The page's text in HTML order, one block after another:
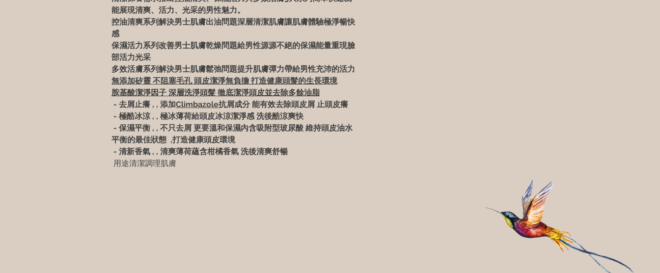
能展現清爽、活力、光采的男性魅力。
控油清爽系列解決男士肌膚出油問題深層清潔肌膚讓肌膚體驗極淨暢快
感
保濕活力系列改善男士肌膚乾燥問題給男性源源不絕的保濕能量重現臉
部活力光采
多效活膚系列解決男士肌膚鬆弛問題提升肌膚彈力帶給男性充沛的活力
無添加矽靈 不阻塞毛孔 頭皮潔淨無負擔 打造健康頭髮的生長環境
胺基酸潔淨因子 深層洗淨頭髮 徹底潔淨頭皮並去除多餘油脂
- 去屑止癢 , , 添加Climbazole抗屑成分 能有效去除頭皮屑 止頭皮癢
- 極酷冰涼 , , 極冰薄荷給頭皮冰涼潔淨感 洗後酷涼爽快
- 保濕平衡 , , 不只去屑 更要溫和保濕內含吸附型玻尿酸 維持頭皮油水
平衡的最佳狀態 ,打造健康頭皮環境
- 清新香氣 , , 清爽薄荷蘊含柑橘香氣 洗後清爽舒暢
用途清潔調理肌膚